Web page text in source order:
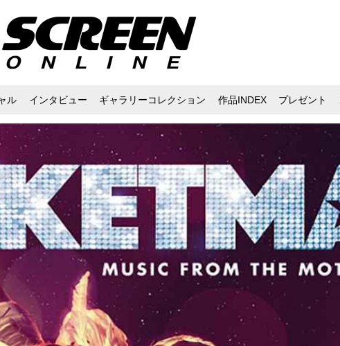
ル インタビュー ギャラリーコレクション 作品INDEX プレゼント